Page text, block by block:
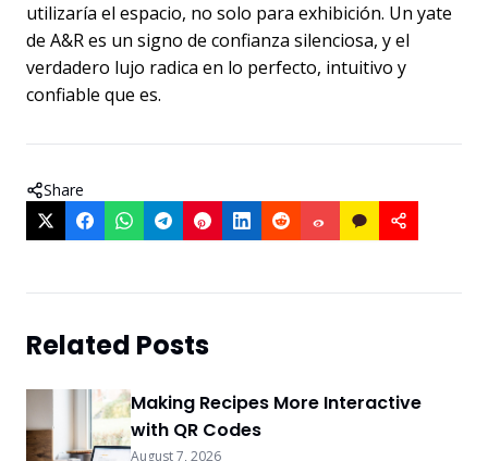
utilizaría el espacio, no solo para exhibición. Un yate
de A&R es un signo de confianza silenciosa, y el
verdadero lujo radica en lo perfecto, intuitivo y
confiable que es.
Share
Related Posts
Making Recipes More Interactive
with QR Codes
August 7, 2026